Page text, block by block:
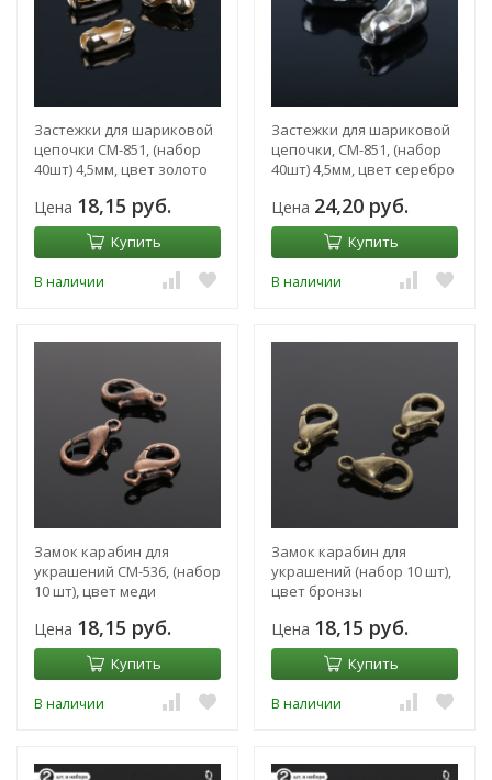
Застежки для шариковой
цепочки СМ-851, (набор
40шт) 4,5мм, цвет золото
Цена 18,15 руб.
Купить
В наличии
Застежки для шариковой
цепочки, СМ-851, (набор
40шт) 4,5мм, цвет серебро
Цена 24,20 руб.
Купить
В наличии
Замок карабин для
украшений СМ-536, (набор
10 шт), цвет меди
Цена 18,15 руб.
Купить
В наличии
Замок карабин для
украшений (набор 10 шт),
цвет бронзы
Цена 18,15 руб.
Купить
В наличии